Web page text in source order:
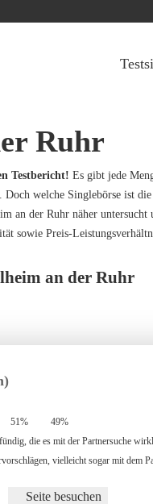
Ruhr
Testbericht! Es gibt jede
welche Singlebörse ist die
an der Ruhr näher untersucht
sowie Preis-
an der Ruhr
51%
49%
die es mit der Partnersuche
vielleicht sogar mit dem
Seite besuchen